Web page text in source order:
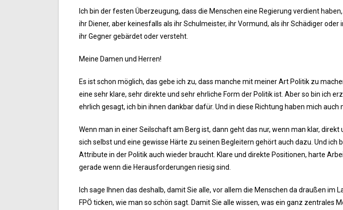
Ich bin der festen Überzeugung, dass die Menschen eine Regierung verdient
ihr Diener, aber keinesfalls als ihr Schulmeister, ihr Vormund, als ihr Schädiger
ihr Gegner gebärdet oder versteht.
Meine Damen und Herren!
Es ist schon möglich, das gebe ich zu, dass manche mit meiner Art Politik zu
eine sehr klare, sehr direkte und sehr ehrliche Form der Politik ist. Aber so bin ich
ehrlich gesagt, ich bin ihnen dankbar dafür. Und in diese Richtung haben mich auch
Wenn man in einer Seilschaft am Berg ist, dann geht das nur, wenn man klar, direkt
sich selbst und eine gewisse Härte zu seinen Begleitern gehört auch dazu. Und ich
Attribute in der Politik auch wieder braucht. Klare und direkte Positionen, harte
gerade wenn die Herausforderungen riesig sind.
Ich sage Ihnen das deshalb, damit Sie alle, vor allem die Menschen da draußen im
FPÖ ticken, wie man so schön sagt. Damit Sie alle wissen, was ein ganz zentrales